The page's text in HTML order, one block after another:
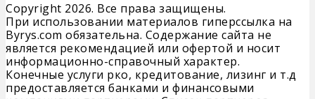
Copyright 2026. Все права защищены.
При использовании материалов гиперссылка на
Byrys.com обязательна. Содержание сайта не
является рекомендацией или офертой и носит
информационно-справочный характер.
Конечные услуги рко, кредитование, лизинг и т.д
предоставляется банками и финансовыми